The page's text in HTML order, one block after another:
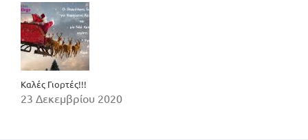
Καλές Γιορτές!!!
23 Δεκεμβρίου 2020